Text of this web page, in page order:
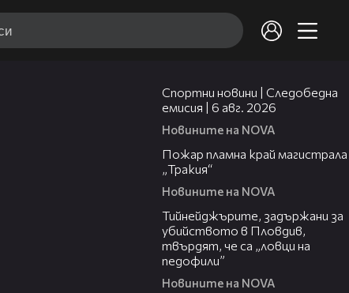
Спортни новини | Следобедна
емисия | 6 авг. 2026
Новините на NOVA
Пожар пламна край магистрала
„Тракия“
Новините на NOVA
Тийнейджърите, задържани за
убийството в Пловдив,
твърдят, че са „ловци на
педофили”
Новините на NOVA